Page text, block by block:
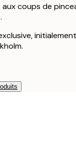
coups de